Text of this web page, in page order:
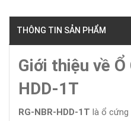
THÔNG TIN SẢN PHẨM
Giới thiệu về
HDD-1T
RG-NBR-HDD-1T là ổ